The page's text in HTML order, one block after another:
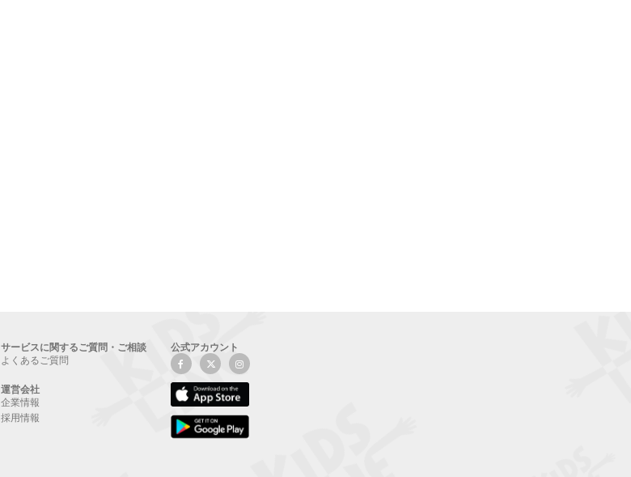
サービスに関するご質問・ご相談
よくあるご質問
運営会社
企業情報
採用情報
公式アカウント